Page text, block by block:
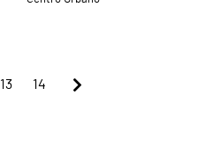
13 14